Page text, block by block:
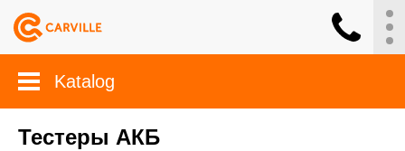
Katalog
Тестеры АКБ